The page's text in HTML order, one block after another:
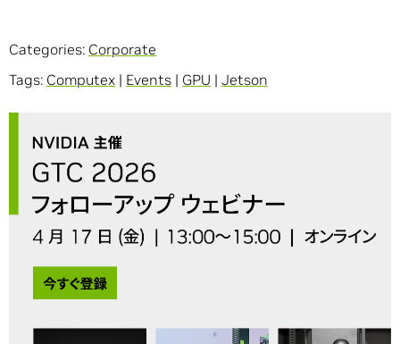
Categories: Corporate
Tags: Computex | Events | GPU | Jetson